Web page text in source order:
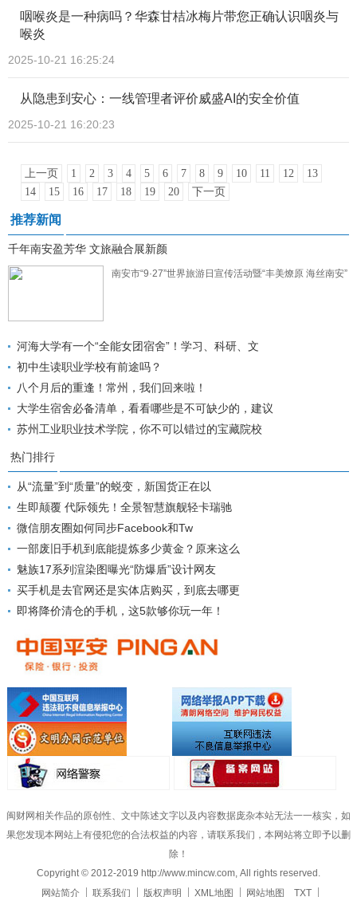
咽喉炎是一种病吗？华森甘桔冰梅片带您正确认识咽炎与
喉炎
2025-10-21 16:25:24
从隐患到安心：一线管理者评价威盛AI的安全价值
2025-10-21 16:20:23
上一页 1 2 3 4 5 6 7 8 9 10 11 12
13
14
15 16 17 18 19 20 下一页
推荐新闻
千年南安盈芳华 文旅融合展新颜
南安市“9·27”世界旅游日宣传活动暨“丰美燎原 海丝南安”
河海大学有一个“全能女团宿舍”！学习、科研、文
初中生读职业学校有前途吗？
八个月后的重逢！常州，我们回来啦！
大学生宿舍必备清单，看看哪些是不可缺少的，建议
苏州工业职业技术学院，你不可以错过的宝藏院校
热门排行
从“流量”到“质量”的蜕变，新国货正在以
生即颠覆 代际领先！全景智慧旗舰轻卡瑞驰
微信朋友圈如何同步Facebook和Tw
一部废旧手机到底能提炼多少黄金？原来这么
魅族17系列渲染图曝光“防爆盾”设计网友
买手机是去官网还是实体店购买，到底去哪更
即将降价清仓的手机，这5款够你玩一年！
闽财网相关作品的原创性、文中陈述文字以及内容数据庞杂本站无法一一核实，如
果您发现本网站上有侵犯您的合法权益的内容，请联系我们，本网站将立即予以删
除！
Copyright © 2012-2019 http://www.mincw.com, All rights reserved.
网站简介
联系我们 版权声明 XML地图 网站地图 TXT